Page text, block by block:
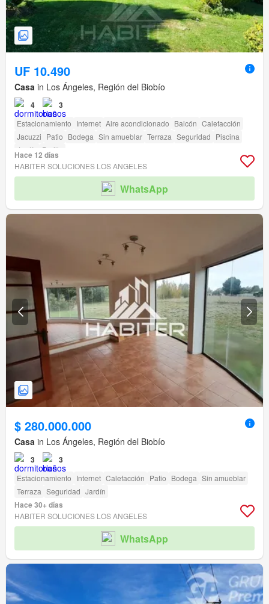
UF 10.490
Casa in Los Ángeles, Región del Biobío
4 3
Estacionamiento Internet Aire acondicionado Balcón Calefacción
Jacuzzi Patio Bodega Sin amueblar Terraza Seguridad Piscina
Jardín
Parilla
Hace 12 días
HABITER SOLUCIONES LOS ANGELES
WhatsApp
$ 280.000.000
Casa in Los Ángeles, Región del Biobío
3 3
Estacionamiento Internet Calefacción Patio Bodega Sin amueblar
Terraza Seguridad Jardín
Hace 30+ días
HABITER SOLUCIONES LOS ANGELES
WhatsApp